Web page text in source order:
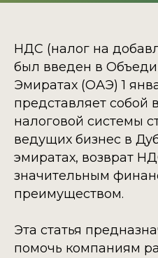
НДС (налог на
был введен в
Эмиратах (ОАЭ) 1
представляет собой
налоговой системы
ведущих бизнес в
эмиратах, возврат
значительным
преимуществом.
Эта статья
помочь компаниям